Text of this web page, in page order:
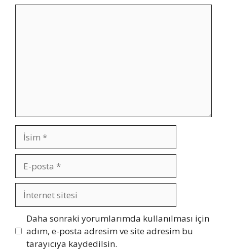
İsim
posta
İnternet
sitesi
Daha sonraki yorumlarımda kullanılması için
adım, e-posta adresim ve site adresim bu
tarayıcıya kaydedilsin.